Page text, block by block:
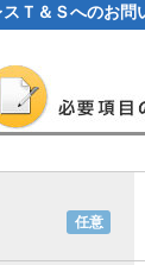
スＴ＆Ｓへのお問
任意